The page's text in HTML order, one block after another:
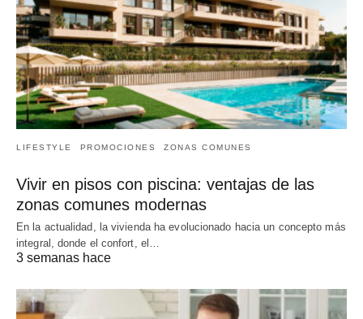
LIFESTYLE PROMOCIONES ZONAS COMUNES
Vivir en pisos con piscina: ventajas de las
zonas comunes modernas
En la actualidad, la vivienda ha evolucionado hacia un concepto más
integral, donde el confort, el…
3 semanas hace